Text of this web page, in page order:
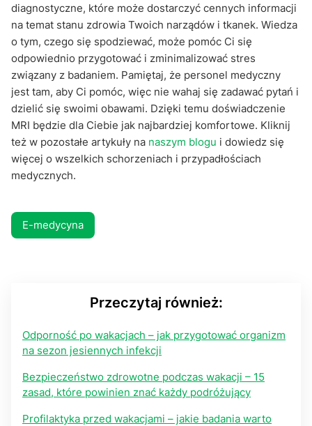
diagnostyczne, które może dostarczyć cennych informacji
na temat stanu zdrowia Twoich narządów i tkanek. Wiedza
o tym, czego się spodziewać, może pomóc Ci się
odpowiednio przygotować i zminimalizować stres
związany z badaniem. Pamiętaj, że personel medyczny
jest tam, aby Ci pomóc, więc nie wahaj się zadawać pytań i
dzielić się swoimi obawami. Dzięki temu doświadczenie
MRI będzie dla Ciebie jak najbardziej komfortowe. Kliknij
też w pozostałe artykuły na naszym blogu i dowiedz się
więcej o wszelkich schorzeniach i przypadłościach
medycznych.
E-medycyna
Przeczytaj również:
Odporność po wakacjach – jak przygotować organizm
na sezon jesiennych infekcji
Bezpieczeństwo zdrowotne podczas wakacji – 15
zasad, które powinien znać każdy podróżujący
Profilaktyka przed wakacjami – jakie badania warto